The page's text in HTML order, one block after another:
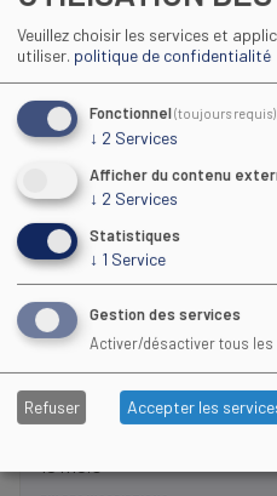
FIN DES INSCRIPTIONS
BPJEPS
MULTI ACTIVITÉS
Educateur Sportif
VILLE DE FORMATION
Saint-Gaudens (31)
DATE DÉBUT
08/10/2026
Veuillez choisir les services et
utiliser. politique de confidentialité
Fonctionnel(toujours requis)
↓ 2 Services
Afficher du contenu
↓ 2 Services
Statistiques
↓ 1 Service
Gestion des services
Activer/désactiver tous
Refuser Accepter les